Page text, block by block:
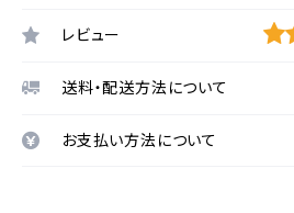
レビュー
送料・配送方法について
お支払い方法について